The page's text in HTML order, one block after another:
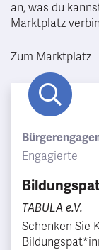
Engagierte
TABULA e.V.
Schenken Sie
an, was du
Marktplatz
Zum Marktplatz